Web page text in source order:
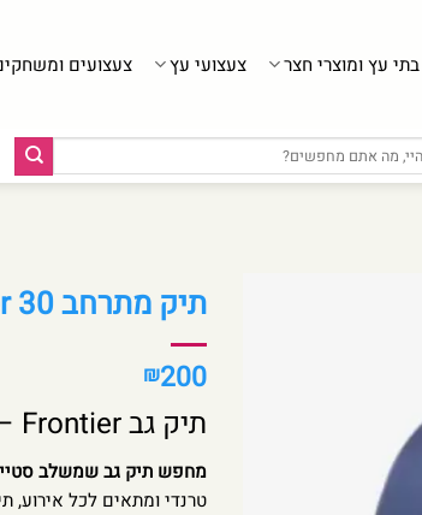
בתי עץ ומוצרי חצר צעצועי עץ צעצועים
תיק מתרחב Frontier 30 נייבי
₪200
תיק גב Frontier –
מחפש תיק גב שמשלב סטייל,
טרנדי ומתאים לכל אירוע,